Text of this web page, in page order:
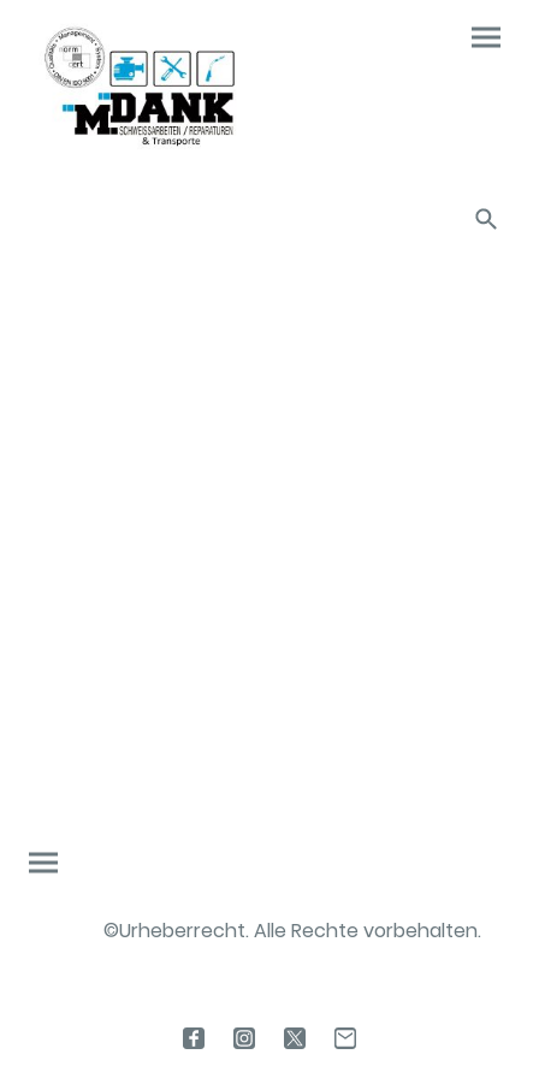
©Urheberrecht. Alle Rechte vorbehalten.